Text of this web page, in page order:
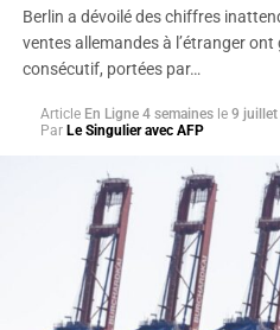
Berlin a dévoilé des chiffres
ventes allemandes à l’étranger
consécutif, portées par…
Article En Ligne 4 semaines le 9
Par Le Singulier avec AFP